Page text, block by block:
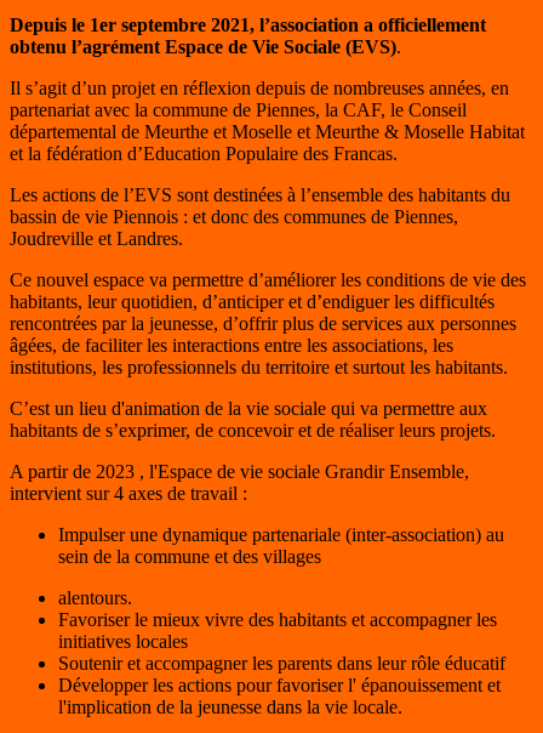
Depuis le 1er septembre 2021, l’association a officiellement
obtenu l’agrément Espace de Vie Sociale (EVS).
Il s’agit d’un projet en réflexion depuis de nombreuses années, en
partenariat avec la commune de Piennes, la CAF, le Conseil
départemental de Meurthe et Moselle et Meurthe & Moselle Habitat
et la fédération d’Education Populaire des Francas.
Les actions de l’EVS sont destinées à l’ensemble des habitants du
bassin de vie Piennois : et donc des communes de Piennes,
Joudreville et Landres.
Ce nouvel espace va permettre d’améliorer les conditions de vie des
habitants, leur quotidien, d’anticiper et d’endiguer les difficultés
rencontrées par la jeunesse, d’offrir plus de services aux personnes
âgées, de faciliter les interactions entre les associations, les
institutions, les professionnels du territoire et surtout les habitants.
C’est un lieu d'animation de la vie sociale qui va permettre aux
habitants de s’exprimer, de concevoir et de réaliser leurs projets.
A partir de 2023 , l'Espace de vie sociale Grandir Ensemble,
intervient sur 4 axes de travail :
Impulser une dynamique partenariale (inter-association) au
sein de la commune et des villages
alentours.
Favoriser le mieux vivre des habitants et accompagner les
initiatives locales
Soutenir et accompagner les parents dans leur rôle éducatif
Développer les actions pour favoriser l' épanouissement et
l'implication de la jeunesse dans la vie locale.